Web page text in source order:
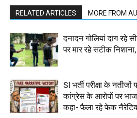
RELATED ARTICLES MORE FROM
दनादन गोलियां दाग रहे
पर मार रहे सटीक
SI भर्ती परीक्षा के नतीजों
कांग्रेस के आरोपों पर
कहा- फैला रहे फेक नैरेटिव